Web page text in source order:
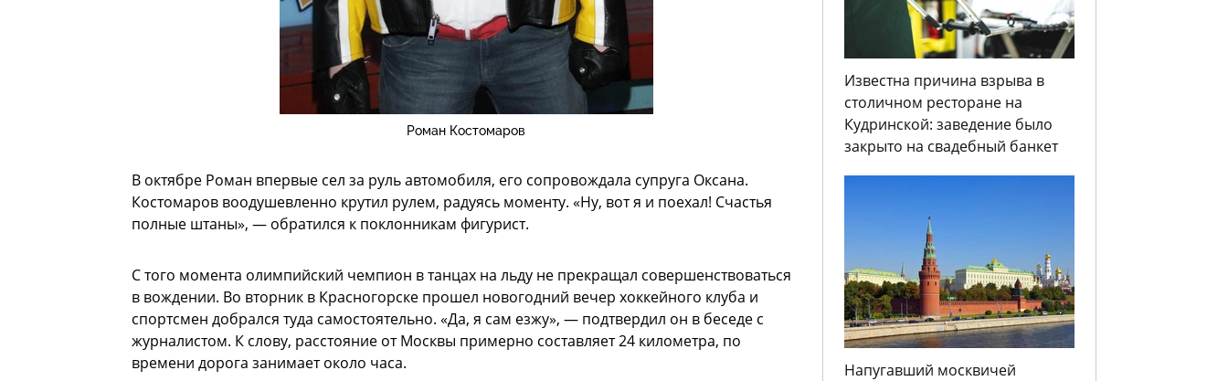
Роман Костомаров
В октябре Роман впервые сел за руль автомобиля, его сопровождала супруга Оксана.
Костомаров воодушевленно крутил рулем, радуясь моменту. «Ну, вот я и поехал! Счастья
полные штаны», — обратился к поклонникам фигурист.
С того момента олимпийский чемпион в танцах на льду не прекращал совершенствоваться
в вождении. Во вторник в Красногорске прошел новогодний вечер хоккейного клуба и
спортсмен добрался туда самостоятельно. «Да, я сам езжу», — подтвердил он в беседе с
журналистом. К слову, расстояние от Москвы примерно составляет 24 километра, по
времени дорога занимает около часа.
Известна причина взрыва в
столичном ресторане на
Кудринской: заведение было
закрыто на свадебный банкет
Напугавший москвичей